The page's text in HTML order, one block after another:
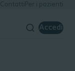
ContattiPer i pazienti
Accedi